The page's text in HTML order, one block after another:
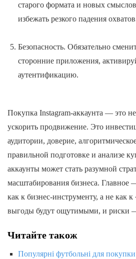
старого формата и новых
избежать резкого падения
Безопасность. Обязательно
сторонние приложения,
аутентификацию.
Покупка Instagram-аккаунта — это
ускорить продвижение. Это
аудитории, доверие,
правильной подготовке и анализе
аккаунты может стать разумной
масштабирования бизнеса. Главное
как к бизнес-инструменту, а не как
выгоды будут ощутимыми, и риски
Читайте також
Популярні футбольні для покупки